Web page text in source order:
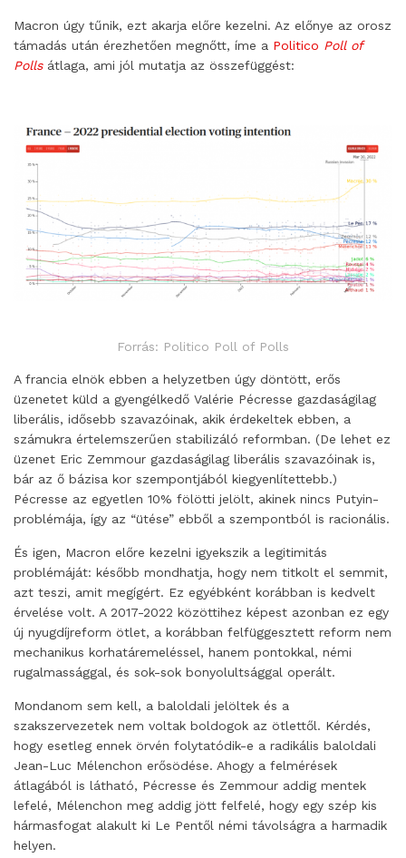
Macron úgy tűnik, ezt akarja előre kezelni. Az előnye az orosz
támadás után érezhetően megnőtt, íme a Politico Poll of
Pollsátlaga, ami jól mutatja az összefüggést:
Forrás: Politico Poll of Polls
A francia elnök ebben a helyzetben úgy döntött, erős
üzenetet küld a gyengélkedő Valérie Pécresse gazdaságilag
liberális, idősebb szavazóinak, akik érdekeltek ebben, a
számukra értelemszerűen stabilizáló reformban. (De lehet ez
üzenet Eric Zemmour gazdaságilag liberális szavazóinak is,
bár az ő bázisa kor szempontjából kiegyenlítettebb.)
Pécresse az egyetlen 10% fölötti jelölt, akinek nincs Putyin-
problémája, így az “ütése” ebből a szempontból is racionális.
És igen, Macron előre kezelni igyekszik a legitimitás
problémáját: később mondhatja, hogy nem titkolt el semmit,
azt teszi, amit megígért. Ez egyébként korábban is kedvelt
érvelése volt. A 2017-2022 közöttihez képest azonban ez egy
új nyugdíjreform ötlet, a korábban felfüggesztett reform nem
mechanikus korhatáremeléssel, hanem pontokkal, némi
rugalmassággal, és sok-sok bonyolultsággal operált.
Mondanom sem kell, a baloldali jelöltek és a
szakszervezetek nem voltak boldogok az ötlettől. Kérdés,
hogy esetleg ennek örvén folytatódik-e a radikális baloldali
Jean-Luc Mélenchon erősödése. Ahogy a felmérések
átlagából is látható, Pécresse és Zemmour addig mentek
lefelé, Mélenchon meg addig jött felfelé, hogy egy szép kis
hármasfogat alakult ki Le Pentől némi távolságra a harmadik
helyen.